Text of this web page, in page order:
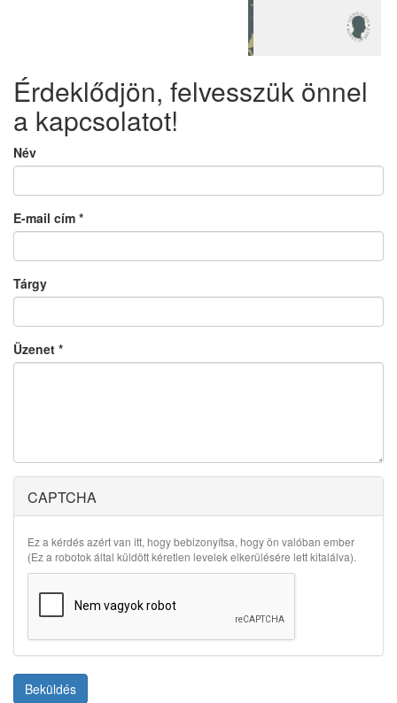
Érdeklődjön, felvesszük önnel
a kapcsolatot!
Név
E-mail cím *
Tárgy
Üzenet *
CAPTCHA
Ez a kérdés azért van itt, hogy bebizonyítsa, hogy ön valóban ember
(Ez a robotok által küldött kéretlen levelek elkerülésére lett kitalálva).
Beküldés